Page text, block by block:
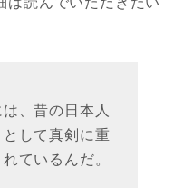
、昔の日本人
して真剣に重
ているんだ。